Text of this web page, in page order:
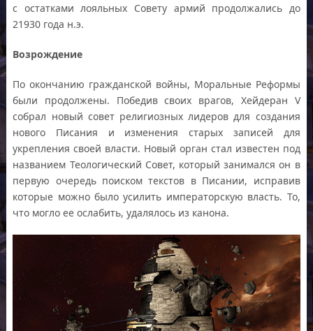
с остатками лояльных Совету армий продолжались до
21930 года н.э.
Возрождение
По окончанию гражданской войны, Моральные Реформы
были продолжены. Победив своих врагов, Хейдеран V
собрал новый совет религиозных лидеров для создания
нового Писания и изменения старых записей для
укрепления своей власти. Новый орган стал известен под
названием Теологический Совет, который занимался он в
первую очередь поиском текстов в Писании, исправив
которые можно было усилить императорскую власть. То,
что могло ее ослабить, удалялось из канона.